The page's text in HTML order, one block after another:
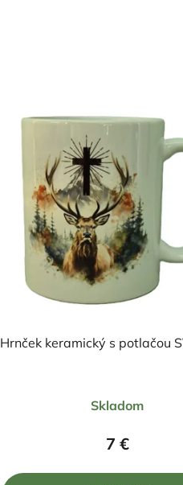
Hrnček keramický s potlačou
hodnotenie
produktu
Skladom
7 €